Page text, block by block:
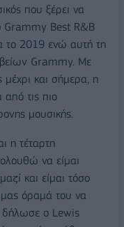
που ξέρει να
Grammy Best R&B
το 2019 ενώ αυτή τη
Grammy. Με
και σήμερα, η
τις πιο
μουσικής.
η τέταρτη
να είμαι
και είμαι τόσο
όραμά του να
δήλωσε ο Lewis